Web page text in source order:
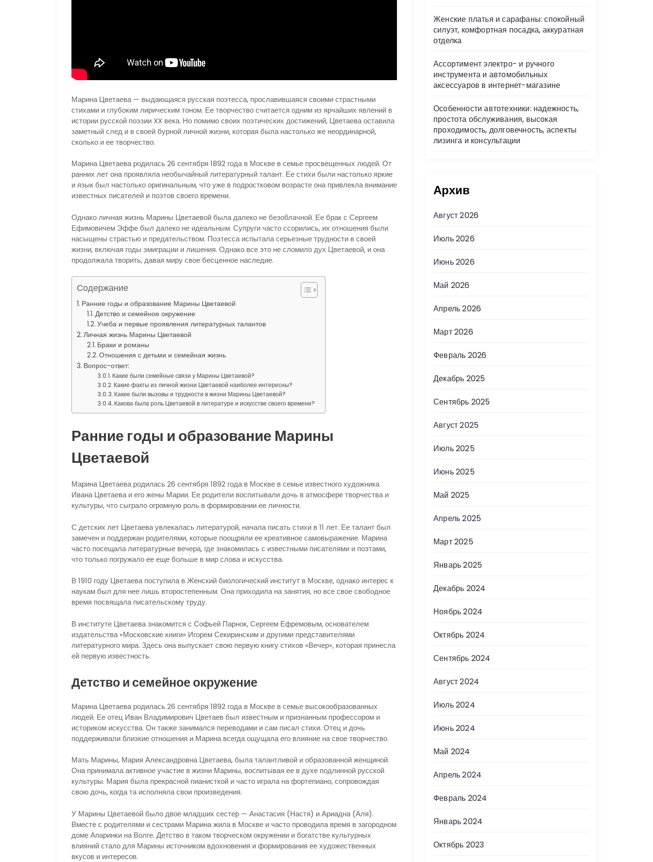
Марина Цветаева — выдающаяся русская поэтесса, прославившаяся своими страстными
стихами и глубоким лирическим тоном. Ее творчество считается одним из ярчайших явлений в
истории русской поэзии XX века. Но помимо своих поэтических достижений, Цветаева оставила
заметный след и в своей бурной личной жизни, которая была настолько же неординарной,
сколько и ее творчество.
Марина Цветаева родилась 26 сентября 1892 года в Москве в семье просвещенных людей. От
ранних лет она проявляла необычайный литературный талант. Ее стихи были настолько яркие
и язык был настолько оригинальным, что уже в подростковом возрасте она привлекла внимание
известных писателей и поэтов своего времени.
Однако личная жизнь Марины Цветаевой была далеко не безоблачной. Ее брак с Сергеем
Ефимовичем Эффе был далеко не идеальным. Супруги часто ссорились, их отношения были
насыщены страстью и предательством. Поэтесса испытала серьезные трудности в своей
жизни, включая годы эмиграции и лишения. Однако все это не сломило дух Цветаевой, и она
продолжала творить, давая миру свое бесценное наследие.
Содержание
Ранние годы и образование Марины Цветаевой
Детство и семейное окружение
Учеба и первые проявления литературных талантов
Личная жизнь Марины Цветаевой
Браки и романы
Отношения с детьми и семейная жизнь
Вопрос-ответ:
Какие были семейные связи у Марины Цветаевой?
Какие факты из личной жизни Цветаевой наиболее интересны?
Какие были вызовы и трудности в жизни Марины Цветаевой?
Какова была роль Цветаевой в литературе и искусстве своего времени?
Ранние годы и образование Марины
Цветаевой
Марина Цветаева родилась 26 сентября 1892 года в Москве в семье известного художника
Ивана Цветаева и его жены Марии. Ее родители воспитывали дочь в атмосфере творчества и
культуры, что сыграло огромную роль в формировании ее личности.
С детских лет Цветаева увлекалась литературой, начала писать стихи в 11 лет. Ее талант был
замечен и поддержан родителями, которые поощряли ее креативное самовыражение. Марина
часто посещала литературные вечера, где знакомилась с известными писателями и поэтами,
что только погружало ее еще больше в мир слова и искусства.
В 1910 году Цветаева поступила в Женский биологический институт в Москве, однако интерес к
наукам был для нее лишь второстепенным. Она приходила на занятия, но все свое свободное
время посвящала писательскому труду.
В институте Цветаева знакомится с Софьей Парнок, Сергеем Ефремовым, основателем
издательства «Московские книги» Игорем Секиринским и другими представителями
литературного мира. Здесь она выпускает свою первую книгу стихов «Вечер», которая принесла
ей первую известность.
Детство и семейное окружение
Марина Цветаева родилась 26 сентября 1892 года в Москве в семье высокообразованных
людей. Ее отец Иван Владимирович Цветаев был известным и признанным профессором и
историком искусства. Он также занимался переводами и сам писал стихи. Отец и дочь
поддерживали близкие отношения и Марина всегда ощущала его влияние на свое творчество.
Мать Марины, Мария Александровна Цветаева, была талантливой и образованной женщиной.
Она принимала активное участие в жизни Марины, воспитывая ее в духе подлинной русской
культуры. Мария была прекрасной пианисткой и часто играла на фортепиано, сопровождая
свою дочь, когда та исполняла свои произведения.
У Марины Цветаевой было двое младших сестер — Анастасия (Настя) и Ариадна (Аля).
Вместе с родителями и сестрами Марина жила в Москве и часто проводила время в загородном
доме Апаринки на Волге. Детство в таком творческом окружении и богатстве культурных
влияний стало для Марины источником вдохновения и формирования ее художественных
вкусов и интересов.
Женские платья и сарафаны: спокойный
силуэт, комфортная посадка, аккуратная
отделка
Ассортимент электро- и ручного
инструмента и автомобильных
аксессуаров в интернет-магазине
Особенности автотехники: надежность,
простота обслуживания, высокая
проходимость, долговечность, аспекты
лизинга и консультации
Архив
Август 2026
Июль 2026
Июнь 2026
Май 2026
Апрель 2026
Март 2026
Февраль 2026
Декабрь 2025
Сентябрь 2025
Август 2025
Июль 2025
Июнь 2025
Май 2025
Апрель 2025
Март 2025
Январь 2025
Декабрь 2024
Ноябрь 2024
Октябрь 2024
Сентябрь 2024
Август 2024
Июль 2024
Июнь 2024
Май 2024
Апрель 2024
Февраль 2024
Январь 2024
Октябрь 2023